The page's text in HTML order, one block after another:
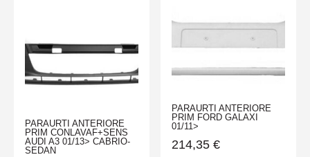
PARAURTI ANTERIORE
PRIM CONLAVAF+SENS
AUDI A3 01/13> CABRIO-
SEDAN
PARAURTI ANTERIORE
PRIM FORD GALAXI
01/11>
214,35 €